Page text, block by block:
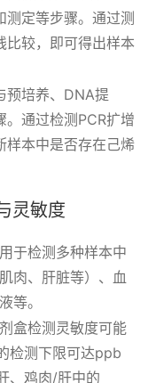
测定等步骤。通过测
比较，即可得出样本
预培养、DNA提
。通过检测PCR扩增
样本中是否存在己烯
灵敏度
于检测多种样本中
肉、肝脏等）、血
等。
盒检测灵敏度可能
检测下限可达ppb
、鸡肉/肝中的